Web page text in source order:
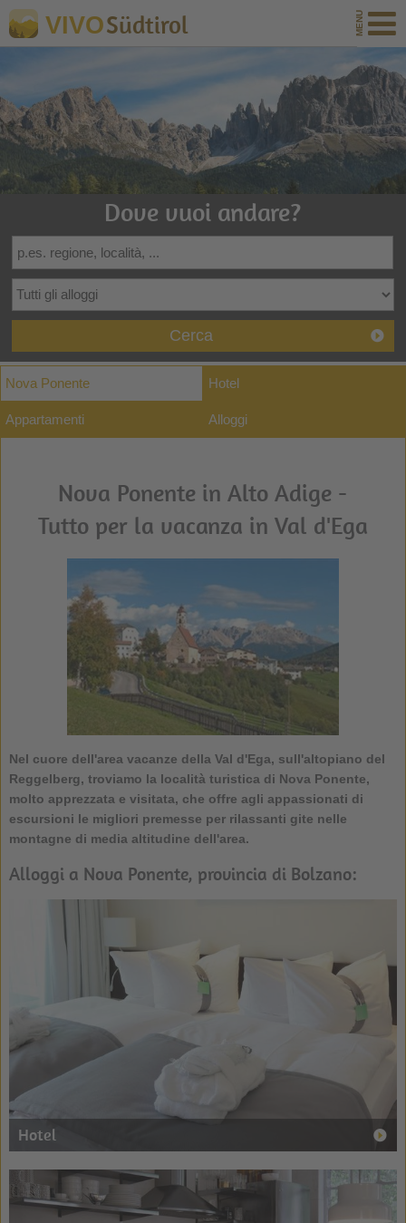
VIVOSüdtirol
Dove vuoi andare?
Cerca
Nova Ponente Hotel
Appartamenti Alloggi
Nova Ponente in Alto Adige -
Tutto per la vacanza in Val d'Ega
Nel cuore dell'area vacanze della Val d'Ega, sull'altopiano del
Reggelberg, troviamo la località turistica di Nova Ponente,
molto apprezzata e visitata, che offre agli appassionati di
escursioni le migliori premesse per rilassanti gite nelle
montagne di media altitudine dell'area.
Alloggi a Nova Ponente, provincia di Bolzano:
Hotel